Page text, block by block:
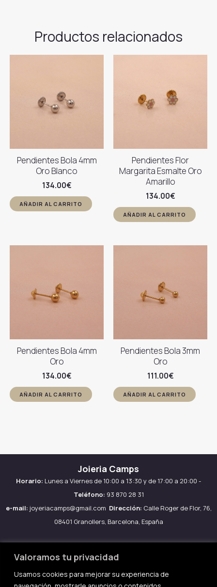
Valoramos tu privacidad
Usamos cookies para mejorar su experiencia de
Productos relacionados
Pendientes Bola 4mm
Oro Blanco
134.00€
AÑADIR AL CARRITO
Pendientes Flor
Margarita Esmalte Oro
Amarillo
134.00€
AÑADIR AL CARRITO
Pendientes Bola 4mm
Oro
134.00€
AÑADIR AL CARRITO
Pendientes Bola 3mm
Oro
111.00€
AÑADIR AL CARRITO
Joieria Camps
Horario: Lunes a Viernes de 10:00 a 13:30 y de 17:00 a 20:00 -
Teléfono: 93 870 28 31
e-mail: joyeriacamps@gmail.com Dirección: Calle Roger de Flor, 76,
08401 Granollers, Barcelona, España
Aviso legal